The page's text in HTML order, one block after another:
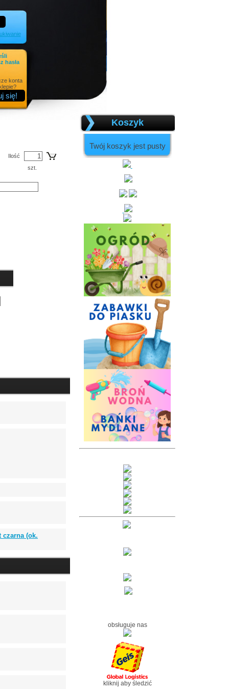
hasła
konta
Ilość
szt.
czarna (ok.
Koszyk
Twój koszyk jest pusty
obsługuje nas
kliknij aby śledzić